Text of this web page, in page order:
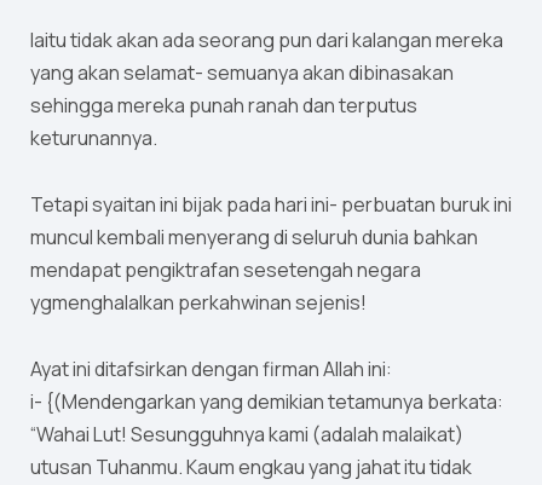
Iaitu tidak akan ada seorang pun dari kalangan mereka
yang akan selamat- semuanya akan dibinasakan
sehingga mereka punah ranah dan terputus
keturunannya.
Tetapi syaitan ini bijak pada hari ini- perbuatan buruk ini
muncul kembali menyerang di seluruh dunia bahkan
mendapat pengiktrafan sesetengah negara
ygmenghalalkan perkahwinan sejenis!
Ayat ini ditafsirkan dengan firman Allah ini:
i- {(Mendengarkan yang demikian tetamunya berkata:
“Wahai Lut! Sesungguhnya kami (adalah malaikat)
utusan Tuhanmu. Kaum engkau yang jahat itu tidak